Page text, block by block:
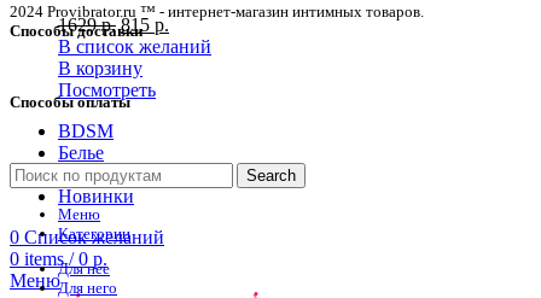
1629р. 815 р.
В список желаний
В корзину
Посмотреть
BDSM
Белье
Распродажа
Новинки
0 Список желаний
0 items / 0 р.
Меню
2024 Provibrator.ru ™ - интернет-магазин интимных товаров.
Способы доставки
Способы оплаты
Search
Меню
Категории
Для нее
Для него